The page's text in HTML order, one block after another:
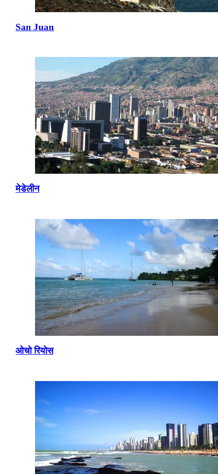
San Juan
मेडेलीन
ओचो रियोस